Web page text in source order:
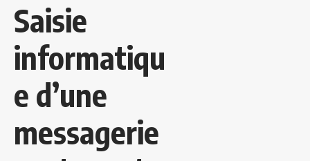
Saisie
informatiqu
e d’une
messagerie